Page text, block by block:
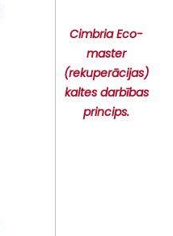
Cimbria Eco-
master
(rekuperācijas)
kaltes darbības
princips.